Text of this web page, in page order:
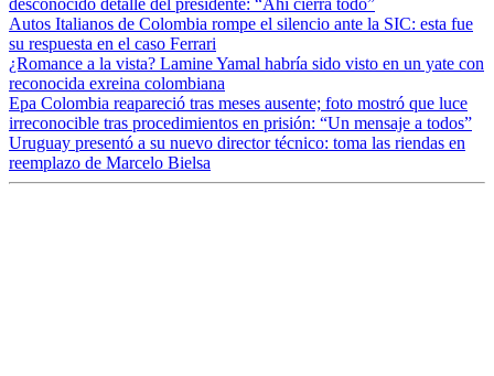
desconocido detalle del presidente: “Ahí cierra todo”
Autos Italianos de Colombia rompe el silencio ante la SIC: esta fue
su respuesta en el caso Ferrari
¿Romance a la vista? Lamine Yamal habría sido visto en un yate con
reconocida exreina colombiana
Epa Colombia reapareció tras meses ausente; foto mostró que luce
irreconocible tras procedimientos en prisión: “Un mensaje a todos”
Uruguay presentó a su nuevo director técnico: toma las riendas en
reemplazo de Marcelo Bielsa